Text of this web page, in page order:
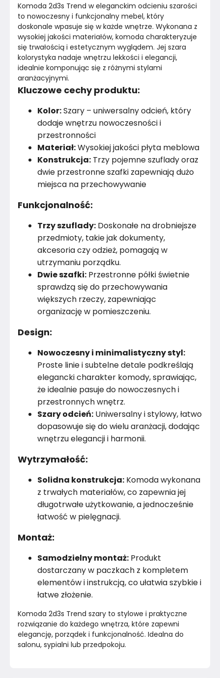
Liczba drzwi
Liczba wnęk zamykanych
Nogi / Stopki Metalowe
Oświetlenie
Uchwyty Nie dotyczy
Prowadnice
Wykończenie półek Płyta meblowa
Konstrukcja półki Płyta meblowa
Konstrukcja blatu Płyta meblowa
Materiał
Pomieszczenie
Konstrukcja frontów
Kolor Frontu Szary
Kolor Korpusu Szary
Liczba szuflad
Tartak Meble
Montaż
Rok produkcji
Komoda 2d3s Trend w eleganckim odcieniu szarości
to nowoczesny i funkcjonalny mebel, który
doskonale wpasuje się w każde wnętrze. Wykonana z
wysokiej jakości materiałów, komoda charakteryzuje
się trwałością i estetycznym wyglądem. Jej szara
kolorystyka nadaje wnętrzu lekkości i elegancji,
idealnie komponując się z różnymi stylami
aranżacyjnymi.
Kluczowe cechy produktu:
Kolor:Szary – uniwersalny odcień, który
dodaje wnętrzu nowoczesności i
przestronności
Materiał:Wysokiej jakości płyta meblowa
Konstrukcja: Trzy pojemne szuflady oraz
dwie przestronne szafki zapewniają dużo
miejsca na przechowywanie
Funkcjonalność:
Trzy szuflady: Doskonałe na drobniejsze
przedmioty, takie jak dokumenty,
akcesoria czy odzież, pomagają w
utrzymaniu porządku.
Dwie szafki: Przestronne półki świetnie
sprawdzą się do przechowywania
większych rzeczy, zapewniając
organizację w pomieszczeniu.
Design:
Nowoczesny i minimalistyczny styl:
Proste linie i subtelne detale podkreślają
elegancki charakter komody, sprawiając,
że idealnie pasuje do nowoczesnych i
przestronnych wnętrz.
Szary odcień: Uniwersalny i stylowy, łatwo
dopasowuje się do wielu aranżacji, dodając
wnętrzu elegancji i harmonii.
Wytrzymałość:
Solidna konstrukcja: Komoda wykonana
z trwałych materiałów, co zapewnia jej
długotrwałe użytkowanie, a jednocześnie
łatwość w pielęgnacji.
Montaż:
Samodzielny montaż: Produkt
dostarczany w paczkach z kompletem
elementów i instrukcją, co ułatwia szybkie i
łatwe złożenie.
Komoda 2d3s Trend szary to stylowe i praktyczne
rozwiązanie do każdego wnętrza, które zapewni
elegancję, porządek i funkcjonalność. Idealna do
salonu, sypialni lub przedpokoju.